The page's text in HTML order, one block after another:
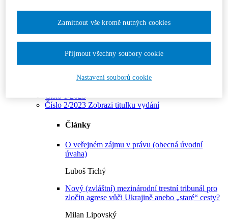
Číslo 6/2025
Ročník 2024
Číslo 1/2024
Číslo 2/2024
Číslo 3/2024
Číslo 4/2024
Číslo 6/2024
Číslo 1/2023
Číslo 2/2023 Zobrazi titulku vydání
Články
O veřejném zájmu v právu (obecná úvodní
úvaha)
Luboš Tichý
Nový (zvláštní) mezinárodní trestní tribunál pro
zločin agrese vůči Ukrajině anebo „staré“ cesty?
Milan Lipovský
Nastavení souborů cookie
Zamítnout vše kromě nutných cookies
Přijmout všechny soubory cookie